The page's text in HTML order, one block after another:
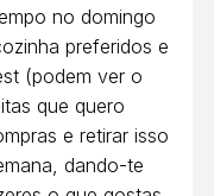
no domingo
preferidos e
(podem ver o
que quero
e retirar isso
dando-te